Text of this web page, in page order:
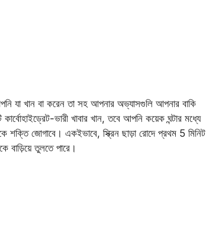
যা খান বা করেন তা সহ আপনার অভ্যাসগুলি আপনার বাকি
ভারী খাবার খান, তবে আপনি কয়েক ঘন্টার মধ্যে
শক্তি জোগাবে। একইভাবে, স্ক্রিন ছাড়া রোদে প্রথম 5 মিনিট
বাড়িয়ে তুলতে পারে।